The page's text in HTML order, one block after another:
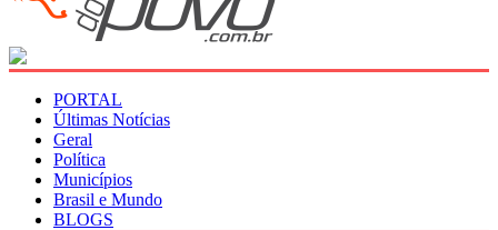
PORTAL
Últimas Notícias
Geral
Política
Municípios
Brasil e Mundo
BLOGS